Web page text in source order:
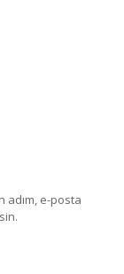
adım, e-posta